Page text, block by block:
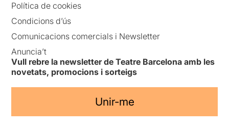
Política de cookies
Condicions d’ús
Comunicacions comercials i Newsletter
Anuncia’t
Vull rebre la newsletter de Teatre Barcelona amb les
novetats, promocions i sorteigs
Unir-me